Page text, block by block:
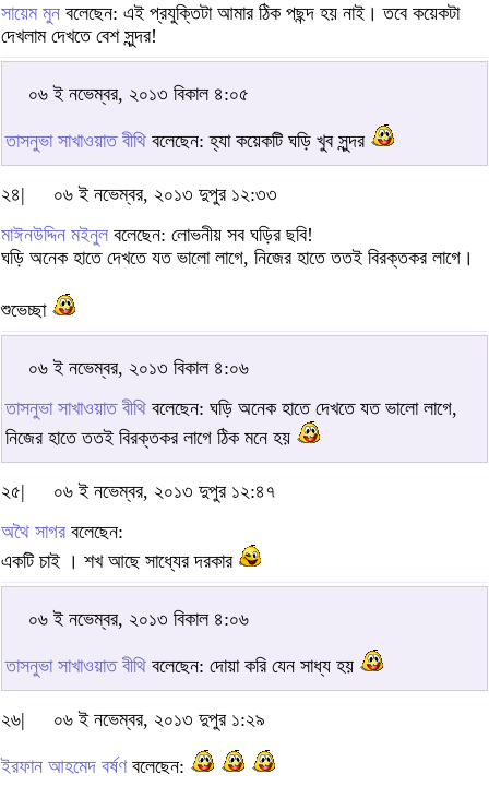
সায়েম মুন বলেছেন: এই প্রযুক্তিটা আমার ঠিক পছন্দ হয় নাই। তবে কয়েকটা
দেখলাম দেখতে বেশ সুন্দর!
০৬ ই নভেম্বর, ২০১৩ বিকাল ৪:০৫
তাসনুভা সাখাওয়াত বীথি বলেছেন: হ্যা কয়েকটি ঘড়ি খুব সুন্দর
২৪|
০৬ ই নভেম্বর, ২০১৩ দুপুর ১২:৩৩
মাঈনউদ্দিন মইনুল বলেছেন: লোভনীয় সব ঘড়ির ছবি!
ঘড়ি অনেক হাতে দেখতে যত ভালো লাগে, নিজের হাতে ততই বিরক্তকর লাগে।
শুভেচ্ছা
০৬ ই নভেম্বর, ২০১৩ বিকাল ৪:০৬
তাসনুভা সাখাওয়াত বীথি বলেছেন: ঘড়ি অনেক হাতে দেখতে যত ভালো লাগে,
নিজের হাতে ততই বিরক্তকর লাগে ঠিক মনে হয়
২৫|
০৬ ই নভেম্বর, ২০১৩ দুপুর ১২:৪৭
অথৈ সাগর বলেছেন:
একটি চাই । শখ আছে সাধ্যের দরকার
০৬ ই নভেম্বর, ২০১৩ বিকাল ৪:০৬
তাসনুভা সাখাওয়াত বীথি বলেছেন: দোয়া করি যেন সাধ্য হয়
২৬| ০৬ ই নভেম্বর, ২০১৩ দুপুর ১:২৯
ইরফান আহমেদ বর্ষণবলেছেন: